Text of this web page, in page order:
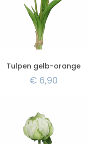
Tulpen gelb-orange
€ 6,90